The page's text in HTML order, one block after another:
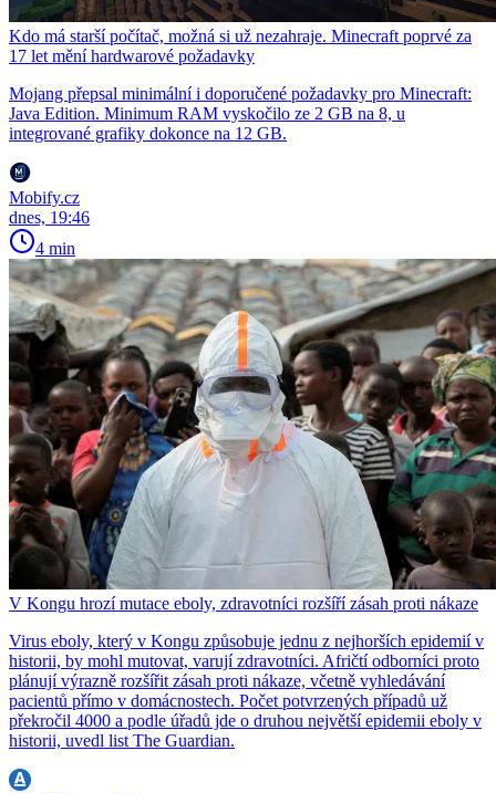
Kdo má starší počítač, možná si už nezahraje. Minecraft poprvé za
17 let mění hardwarové požadavky
Mojang přepsal minimální i doporučené požadavky pro Minecraft:
Java Edition. Minimum RAM vyskočilo ze 2 GB na 8, u
integrované grafiky dokonce na 12 GB.
Mobify.cz
dnes, 19:46
4 min
V Kongu hrozí mutace eboly, zdravotníci rozšíří zásah proti nákaze
Virus eboly, který v Kongu způsobuje jednu z nejhorších epidemií v
historii, by mohl mutovat, varují zdravotníci. Afričtí odborníci proto
plánují výrazně rozšířit zásah proti nákaze, včetně vyhledávání
pacientů přímo v domácnostech. Počet potvrzených případů už
překročil 4000 a podle úřadů jde o druhou největší epidemii eboly v
historii, uvedl list The Guardian.